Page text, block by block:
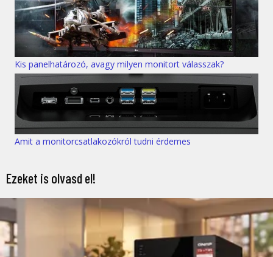
Kis panelhatározó, avagy milyen monitort válasszak?
Amit a monitorcsatlakozókról tudni érdemes
Ezeket is olvasd el!